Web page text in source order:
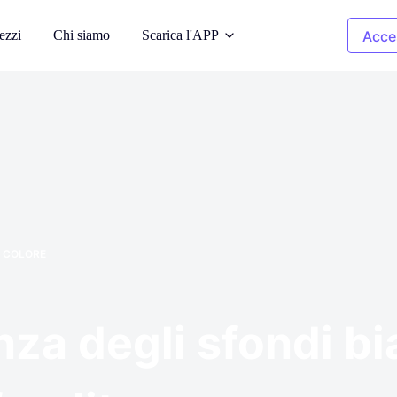
Chi siamo Scarica l'APP